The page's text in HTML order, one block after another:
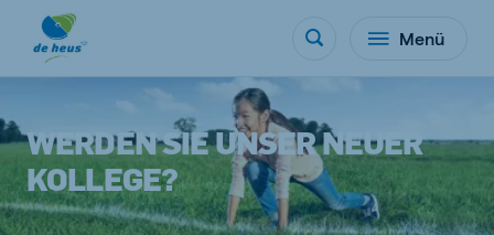
Menü
WERDEN SIE UNSER NEUER
KOLLEGE?